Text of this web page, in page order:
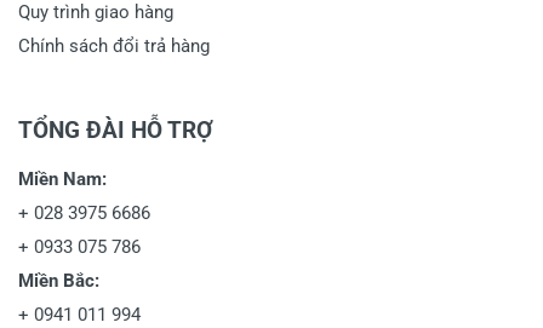
Quy trình giao hàng
Chính sách đổi trả hàng
TỔNG ĐÀI HỖ TRỢ
Miền Nam:
+ 028 3975 6686
+ 0933 075 786
Miền Bắc:
+ 0941 011 994